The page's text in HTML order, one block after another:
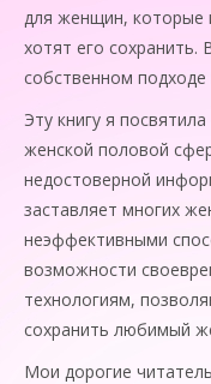
для женщин, которые
хотят его сохранить.
собственном
Эту книгу я
женской половой
недостоверной
заставляет многих
неэффективными
возможности
технологиям,
сохранить любимый
Мои дорогие